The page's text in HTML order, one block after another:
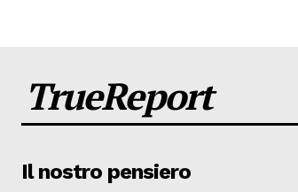
TrueReport
Il nostro pensiero